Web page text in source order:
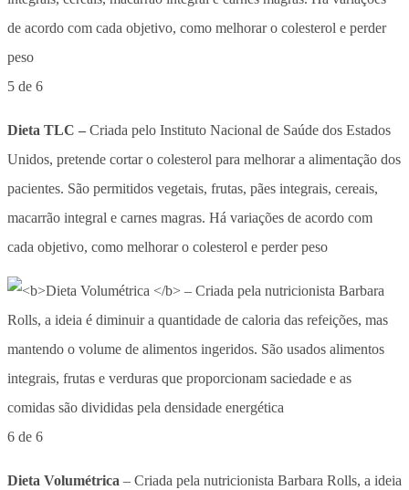
5 de 6
Dieta TLC – Criada pelo Instituto Nacional de Saúde dos Estados
Unidos, pretende cortar o colesterol para melhorar a alimentação dos
pacientes. São permitidos vegetais, frutas, pães integrais, cereais,
macarrão integral e carnes magras. Há variações de acordo com
cada objetivo, como melhorar o colesterol e perder peso
6 de 6
Dieta Volumétrica – Criada pela nutricionista Barbara Rolls, a ideia